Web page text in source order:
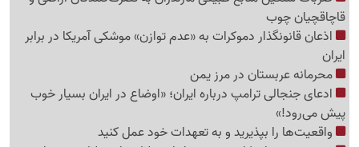
قاچاقچیان چوب
اذعان قانونگذار دموکرات به «عدم توازن» موشکی آمریکا در برابر
ایران
محرمانه عربستان در مرز یمن
ادعای جنجالی ترامپ درباره ایران؛ «اوضاع در ایران بسیار خوب
پیش می‌رود!»
واقعیت‌ها را بپذیرید و به تعهدات خود عمل کنید